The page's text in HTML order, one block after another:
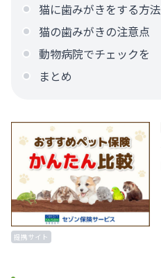
猫に歯みがきをする方法
猫の歯みがきの注意点
動物病院でチェックを
まとめ
提携サイト